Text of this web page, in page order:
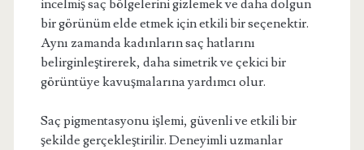
incelmiş saç bölgelerini gizlemek ve daha dolgun
bir görünüm elde etmek için etkili bir seçenektir.
Aynı zamanda kadınların saç hatlarını
belirginleştirerek, daha simetrik ve çekici bir
görüntüye kavuşmalarına yardımcı olur.
Saç pigmentasyonu işlemi, güvenli ve etkili bir
şekilde gerçekleştirilir. Deneyimli uzmanlar